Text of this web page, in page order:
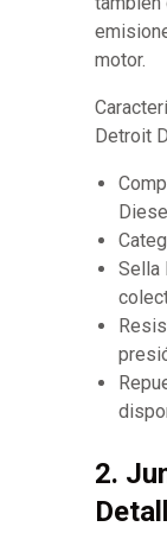
motor.
Detroit
Sella
2.